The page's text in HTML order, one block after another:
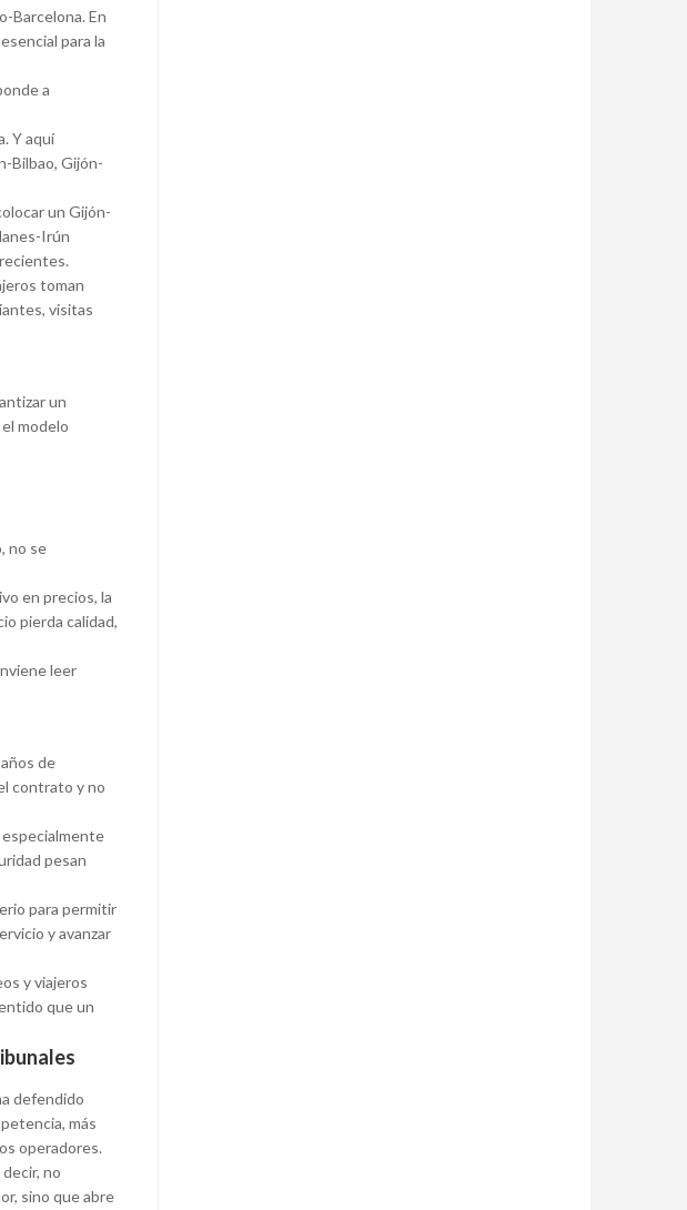
Barcelona. En
para la
a
Y aquí
Bilbao, Gijón-
un Gijón-
Irún
toman
visitas
un
modelo
no se
en precios, la
pierda calidad,
leer
de
contrato y no
especialmente
pesan
para permitir
y avanzar
y viajeros
que un
defendido
más
operadores.
no
sino que abre